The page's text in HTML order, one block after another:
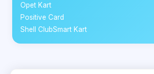
Opet Kart
Positive Card
Shell ClubSmart Kart